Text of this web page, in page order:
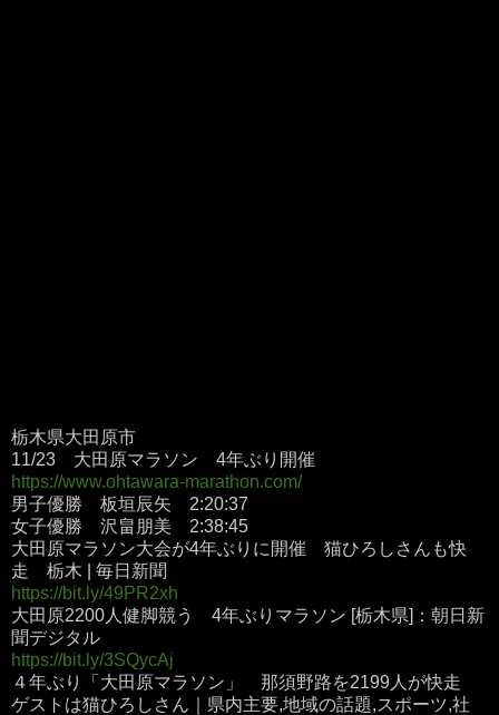
栃木県大田原市
11/23 大田原マラソン 4年ぶり開催
https://www.ohtawara-marathon.com/
男子優勝 板垣辰矢 2:20:37
女子優勝 沢畠朋美 2:38:45
大田原マラソン大会が4年ぶりに開催 猫ひろしさんも快
走 栃木 | 毎日新聞
https://bit.ly/49PR2xh
大田原2200人健脚競う 4年ぶりマラソン [栃木県]：朝日新
聞デジタル
https://bit.ly/3SQycAj
４年ぶり「大田原マラソン」 那須野路を2199人が快走
ゲストは猫ひろしさん｜県内主要,地域の話題,スポーツ,社